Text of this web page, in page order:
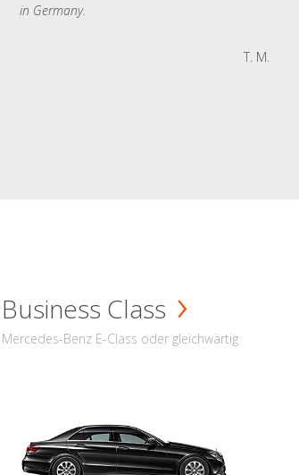
in Germany.
T. M.
Business Class
Mercedes-Benz E-Class oder gleichwärtig